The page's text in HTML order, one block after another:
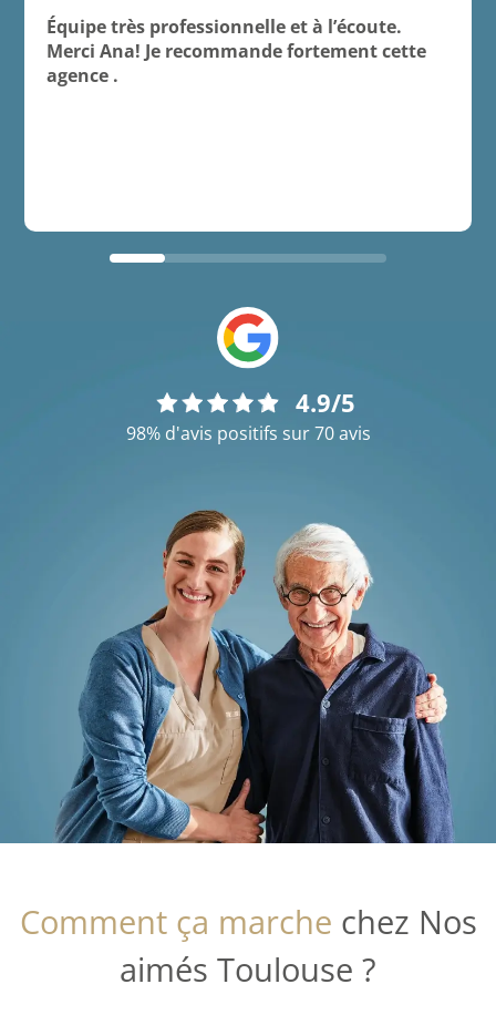
Équipe très professionnelle et à l’écoute.
Merci Ana! Je recommande fortement cette
agence .
4.9/5
98% d'avis positifs sur 70 avis
Comment ça marche chez Nos
aimés Toulouse ?